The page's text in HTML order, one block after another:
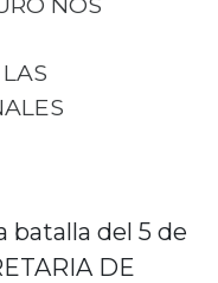
batalla del 5 de
DE